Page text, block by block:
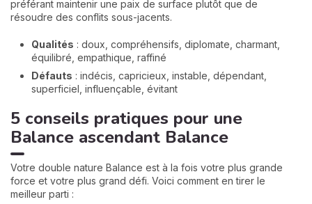
préférant maintenir une paix de surface plutôt que de
résoudre des conflits sous-jacents.
Qualités : doux, compréhensifs, diplomate, charmant,
équilibré, empathique, raffiné
Défauts : indécis, capricieux, instable, dépendant,
superficiel, influençable, évitant
5 conseils pratiques pour une
Balance ascendant Balance
Votre double nature Balance est à la fois votre plus grande
force et votre plus grand défi. Voici comment en tirer le
meilleur parti :